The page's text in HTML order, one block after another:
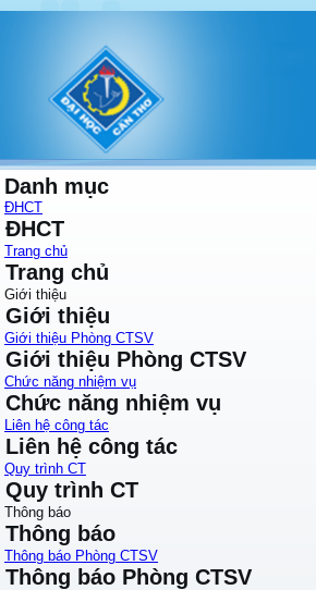
Danh mục
ĐHCT
ĐHCT
Trang chủ
Trang chủ
Giới thiệu
Giới thiệu
Giới thiệu Phòng CTSV
Giới thiệu Phòng CTSV
Chức năng nhiệm vụ
Chức năng nhiệm vụ
Liên hệ công tác
Liên hệ công tác
Quy trình CT
Quy trình CT
Thông báo
Thông báo
Thông báo Phòng CTSV
Thông báo Phòng CTSV